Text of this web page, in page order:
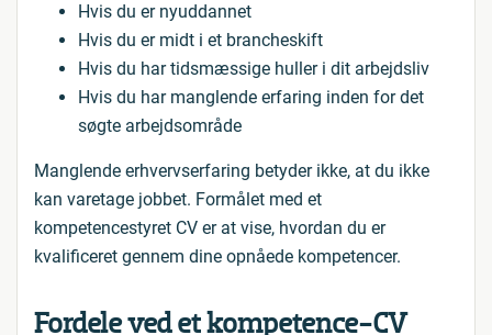
Hvis du er nyuddannet
Hvis du er midt i et brancheskift
Hvis du har tidsmæssige huller i dit arbejdsliv
Hvis du har manglende erfaring inden for det
søgte arbejdsområde
Manglende erhvervserfaring betyder ikke, at du ikke
kan varetage jobbet. Formålet med et
kompetencestyret CV er at vise, hvordan du er
kvalificeret gennem dine opnåede kompetencer.
Fordele ved et kompetence-CV